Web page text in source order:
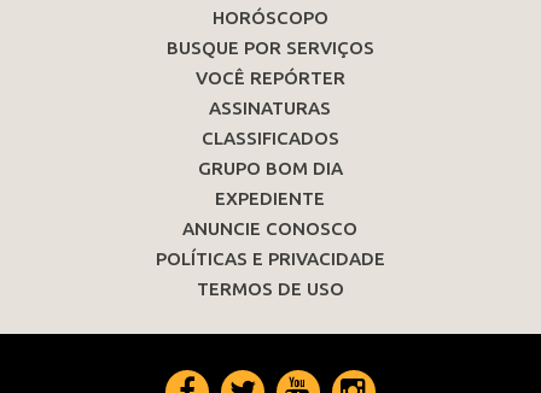
HORÓSCOPO
BUSQUE POR SERVIÇOS
VOCÊ REPÓRTER
ASSINATURAS
CLASSIFICADOS
GRUPO BOM DIA
EXPEDIENTE
ANUNCIE CONOSCO
POLÍTICAS E PRIVACIDADE
TERMOS DE USO